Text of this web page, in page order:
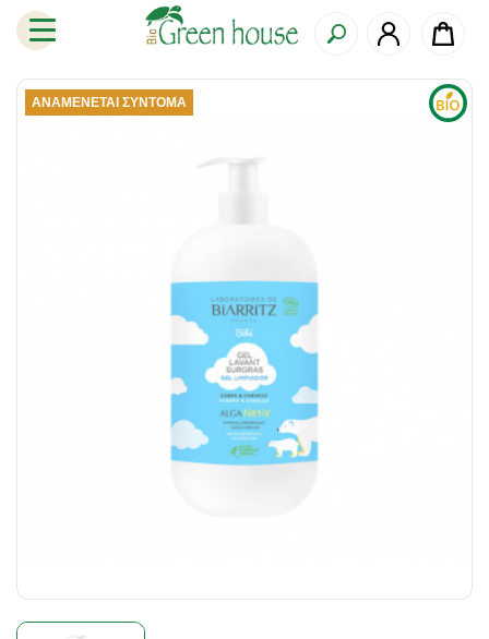
ΑΝΑΜΈΝΕΤΑΙ ΣΎΝΤΟΜΑ